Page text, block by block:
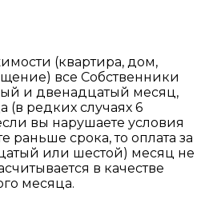
(квартира, дом,
все Собственники
и двенадцатый месяц,
(в редких случаях 6
вы нарушаете условия
раньше срока, то оплата за
или шестой) месяц не
в качестве
месяца.